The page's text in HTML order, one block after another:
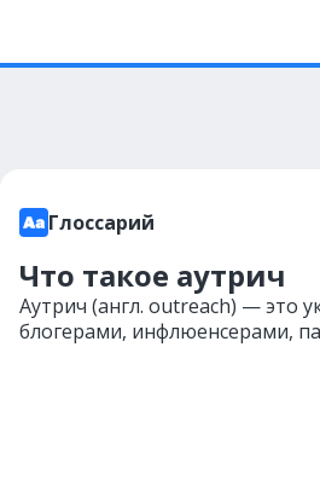
Глоссарий
Что такое аутрич
Аутрич (англ. outreach) — это
блогерами, инфлюенсерами,